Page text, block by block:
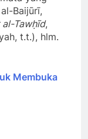
Baijūrī,
al-Tawḥīd,
t.t.), hlm.
Membuka